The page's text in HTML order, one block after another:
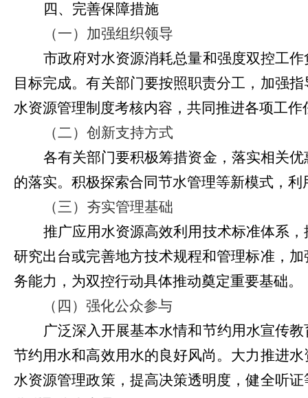
四、完善保障措施
（一）加强组织领导
市政府对水资源消耗总量和强度双控工
目标完成。有关部门要按照职责分工，加强
水资源管理制度考核内容，共同推进各项工作
（二）创新支持方式
各有关部门要积极筹措资金，落实相关
的落实。积极探索合同节水管理等新模式，
（三）夯实管理基础
推广应用水资源高效利用技术标准体系
研究出台或完善地方技术规程和管理标准，
务能力，为双控行动具体推动奠定重要基础。
（四）强化公众参与
广泛深入开展基本水情和节约用水宣传
节约用水和高效用水的良好风尚。大力推进
水资源管理政策，提高决策透明度，健全听